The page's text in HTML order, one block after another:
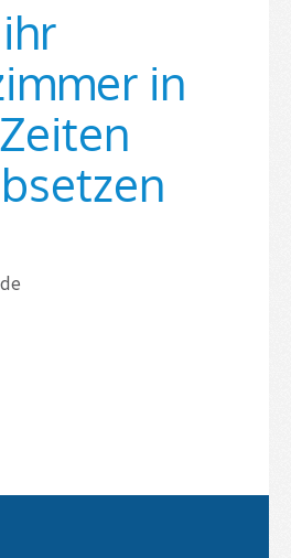
in